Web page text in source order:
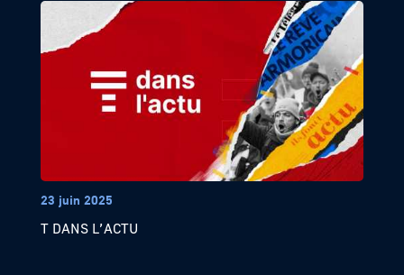
23 juin 2025
T DANS L’ACTU